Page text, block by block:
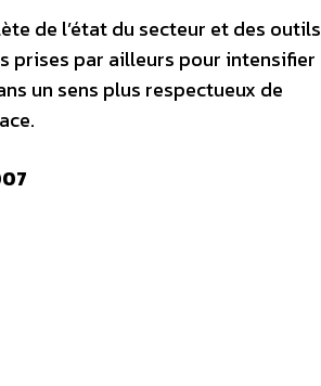
de l’état du secteur et des outils
prises par ailleurs pour intensifier
un sens plus respectueux de